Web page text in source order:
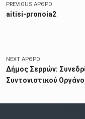
PREVIOUS ΆΡΘΡΟ
aitisi-pronoia2
NEXT ΆΡΘΡΟ
Δήμος Σερρών:
Συντονιστικού